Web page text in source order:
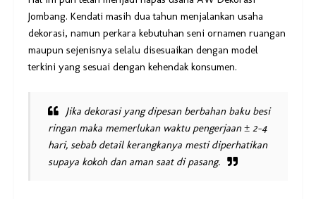
Jombang. Kendati masih dua tahun menjalankan usaha
dekorasi, namun perkara kebutuhan seni ornamen ruangan
maupun sejenisnya selalu disesuaikan dengan model
terkini yang sesuai dengan kehendak konsumen.
Jika dekorasi yang dipesan berbahan baku besi
ringan maka memerlukan waktu pengerjaan ± 2-4
hari, sebab detail kerangkanya mesti diperhatikan
supaya kokoh dan aman saat di pasang.